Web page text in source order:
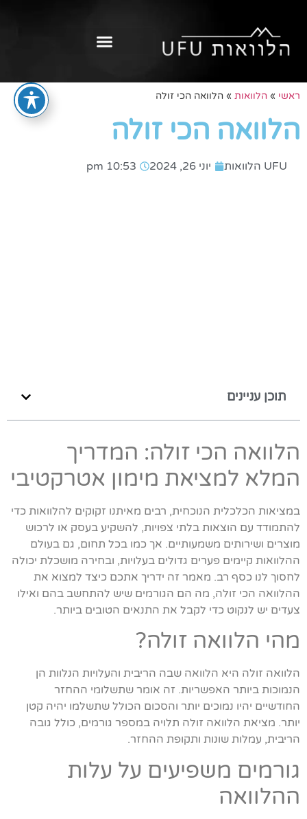
ראשי » הלוואות » הלוואה הכי זולה
הלוואה הכי זולה
UFU הלוואות יוני 26, 2024 10:53 pm
תוכן עניינים
הלוואה הכי זולה: המדריך
המלא למציאת מימון אטרקטיבי
במציאות הכלכלית הנוכחית, רבים מאיתנו זקוקים להלוואות כדי
להתמודד עם הוצאות בלתי צפויות, להשקיע בעסק או לרכוש
מוצרים ושירותים משמעותיים. אך כמו בכל תחום, גם בעולם
ההלוואות קיימים פערים גדולים בעלויות, ובחירה מושכלת יכולה
לחסוך לנו כסף רב. מאמר זה ידריך אתכם כיצד למצוא את
ההלוואה הכי זולה, מה הם הגורמים שיש להתחשב בהם ואילו
צעדים יש לנקוט כדי לקבל את התנאים הטובים ביותר.
מהי הלוואה זולה?
הלוואה זולה היא הלוואה שבה הריבית והעלויות הנלוות הן
הנמוכות ביותר האפשריות. זה אומר שתשלומי ההחזר
החודשיים יהיו נמוכים יותר והסכום הכולל שתשלמו יהיה קטן
יותר. מציאת הלוואה זולה תלויה במספר גורמים, כולל גובה
הריבית, עמלות שונות ותקופת ההחזר.
גורמים משפיעים על עלות
ההלוואה